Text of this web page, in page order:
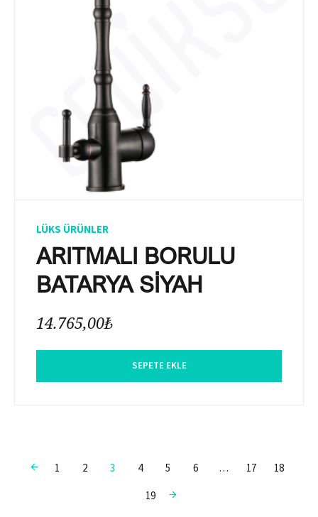
LÜKS ÜRÜNLER
ARITMALI BORULU
BATARYA SİYAH
14.765,00₺
SEPETE EKLE
1
2 3 4 5 6 … 17 18
19